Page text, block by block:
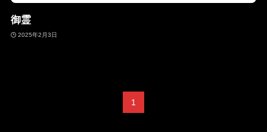
御霊
2025年2月3日
1